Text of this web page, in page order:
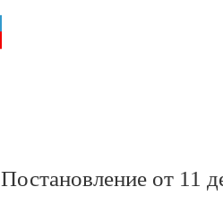
Постановление от 11